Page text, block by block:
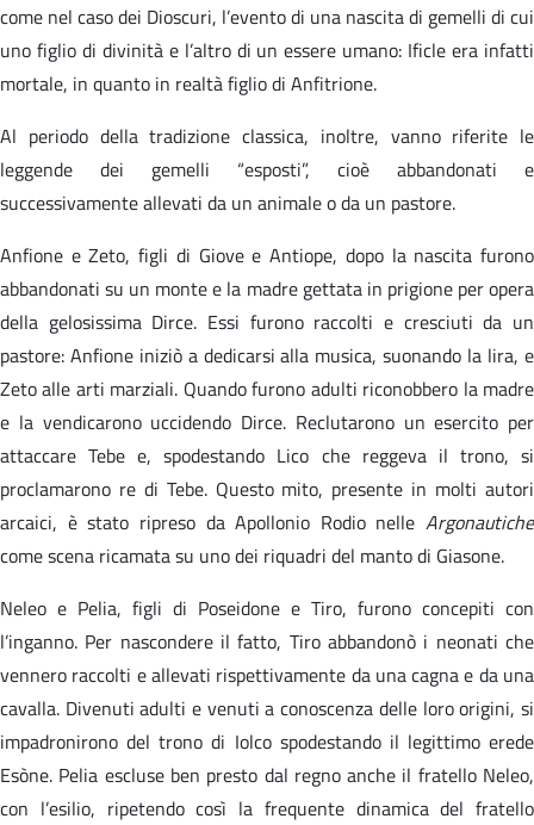
come nel caso dei Dioscuri, l’evento di una nascita di gemelli di cui
uno figlio di divinità e l’altro di un essere umano: Ificle era infatti
mortale, in quanto in realtà figlio di Anfitrione.
Al periodo della tradizione classica, inoltre, vanno riferite le
leggende dei gemelli “esposti”, cioè abbandonati e
successivamente allevati da un animale o da un pastore.
Anfione e Zeto, figli di Giove e Antiope, dopo la nascita furono
abbandonati su un monte e la madre gettata in prigione per opera
della gelosissima Dirce. Essi furono raccolti e cresciuti da un
pastore: Anfione iniziò a dedicarsi alla musica, suonando la lira, e
Zeto alle arti marziali. Quando furono adulti riconobbero la madre
e la vendicarono uccidendo Dirce. Reclutarono un esercito per
attaccare Tebe e, spodestando Lico che reggeva il trono, si
proclamarono re di Tebe. Questo mito, presente in molti autori
arcaici, è stato ripreso da Apollonio Rodio nelle Argonautiche
come scena ricamata su uno dei riquadri del manto di Giasone.
Neleo e Pelia, figli di Poseidone e Tiro, furono concepiti con
l’inganno. Per nascondere il fatto, Tiro abbandonò i neonati che
vennero raccolti e allevati rispettivamente da una cagna e da una
cavalla. Divenuti adulti e venuti a conoscenza delle loro origini, si
impadronirono del trono di Iolco spodestando il legittimo erede
Esòne. Pelia escluse ben presto dal regno anche il fratello Neleo,
con l’esilio, ripetendo così la frequente dinamica del fratello